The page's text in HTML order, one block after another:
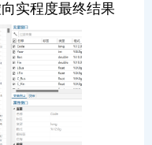
实程度最终结果